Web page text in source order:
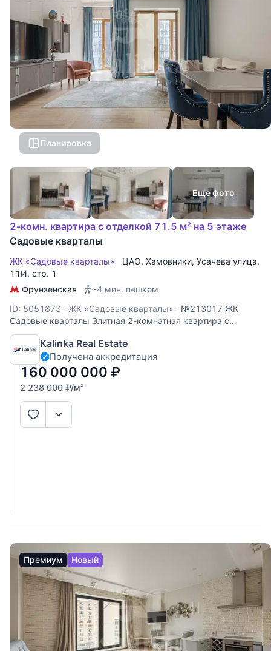
Планировка
Еще фото
2-комн. квартира с отделкой 71.5 м² на 5 этаже
Садовые кварталы
ЖК «Садовые кварталы» ЦАО, Хамовники, Усачева улица,
11И, стр. 1
Фрунзенская
~4 мин. пешком
ID: 5051873 · ЖК «Садовые кварталы» · №213017 ЖК
Садовые кварталы Элитная 2-комнатная квартира с
дизайнерским ремонтом в легендарном ЖК «Садовые
кварталы» (Хамовники). Окна выходят в благоустроенный
внутренний двор. Вы получаете абсолютную тишину,
приватность и много света без уличного
Kalinka Real Estate
Получена аккредитация
160 000 000 ₽
2 238 000 ₽/м2
Премиум Новый